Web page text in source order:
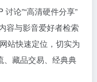
讨论”“高清硬件分享”
容与影音爱好者检索
站快速定位，切实为
、藏品交易、经典典